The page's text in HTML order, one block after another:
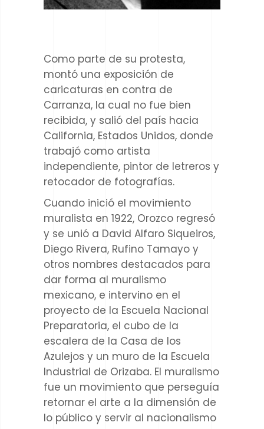
Como parte de su protesta,
montó una exposición de
caricaturas en contra de
Carranza, la cual no fue bien
recibida, y salió del país hacia
California, Estados Unidos, donde
trabajó como artista
independiente, pintor de letreros y
retocador de fotografías.
Cuando inició el movimiento
muralista en 1922, Orozco regresó
y se unió a David Alfaro Siqueiros,
Diego Rivera, Rufino Tamayo y
otros nombres destacados para
dar forma al muralismo
mexicano, e intervino en el
proyecto de la Escuela Nacional
Preparatoria, el cubo de la
escalera de la Casa de los
Azulejos y un muro de la Escuela
Industrial de Orizaba. El muralismo
fue un movimiento que perseguía
retornar el arte a la dimensión de
lo público y servir al nacionalismo